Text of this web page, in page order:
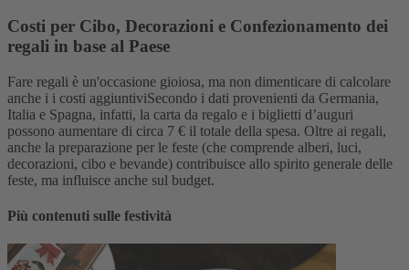
Costi per Cibo, Decorazioni e Confezionamento dei
regali in base al Paese
Fare regali è un'occasione gioiosa, ma non dimenticare di calcolare
anche i i costi aggiuntiviSecondo i dati provenienti da Germania,
Italia e Spagna, infatti, la carta da regalo e i biglietti d’auguri
possono aumentare di circa 7 € il totale della spesa. Oltre ai regali,
anche la preparazione per le feste (che comprende alberi, luci,
decorazioni, cibo e bevande) contribuisce allo spirito generale delle
feste, ma influisce anche sul budget.
Più contenuti sulle festività